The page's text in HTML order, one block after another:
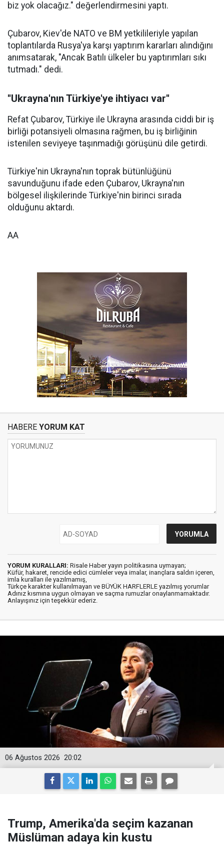
biz yok olacağız." değerlendirmesini yaptı.
Çubarov, Kiev'de NATO ve BM yetkilileriyle yapılan
toplantılarda Rusya'ya karşı yaptırım kararları alındığını
anımsatarak, "Ancak Batılı ülkeler bu yaptırımları sıkı
tutmadı." dedi.
''Ukrayna'nın Türkiye'ye ihtiyacı var''
Refat Çubarov, Türkiye ile Ukrayna arasında ciddi bir iş
birliği potansiyeli olmasına rağmen, bu iş birliğinin
istenilen seviyeye taşınmadığı görüşünü dile getirdi.
Türkiye'nin Ukrayna'nın toprak bütünlüğünü
savunduğunu ifade eden Çubarov, Ukrayna'nın
bölgesel ilişkilerinde Türkiye'nin birinci sırada
olduğunu aktardı.
AA
HABERE YORUM KAT
YORUM KURALLARI: Risale Haber yayın politikasına uymayan;
Küfür, hakaret, rencide edici cümleler veya imalar, inançlara saldırı içeren,
imla kuralları ile yazılmamış,
Türkçe karakter kullanılmayan ve BÜYÜK HARFLERLE yazılmış yorumlar
Adınız kısmına uygun olmayan ve saçma rumuzlar onaylanmamaktadır.
Anlayışınız için teşekkür ederiz.
20:02
06 Ağustos 2026
Trump, Amerika'da seçim kazanan
Müslüman adaya kin kustu